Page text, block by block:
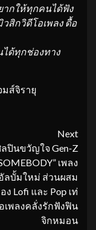
ากให้ทุกคนได้ฟัง
สิกวิดีโอเพลง ดื้อ
ได้ทุกช่องทาง
มส์จิรายุ​​
Next
ลปินขวัญใจ Gen-Z
เพลง
ลบั้มใหม่ ส่วนผสม
ง Lofi และ Pop เท่
เพลงคลั่งรักฟังฟิน
จิกหมอน